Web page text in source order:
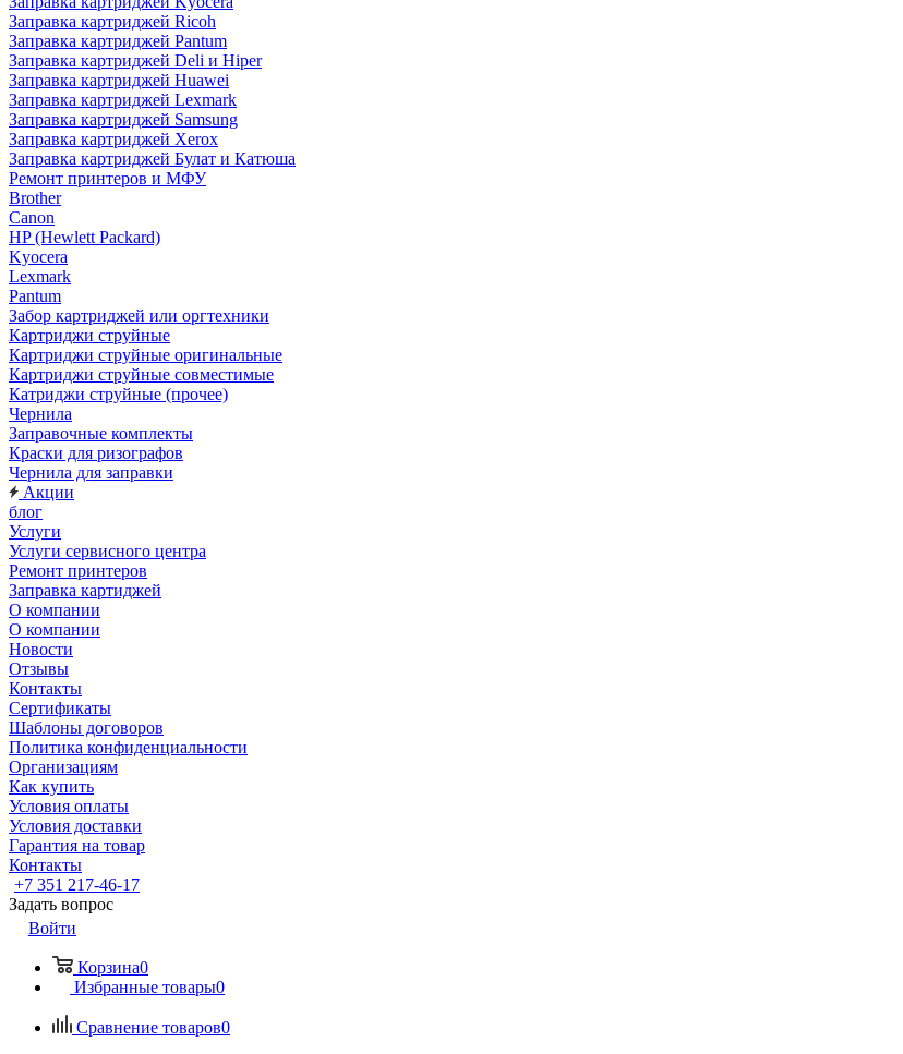
Заправка картриджей Ricoh
Заправка картриджей Pantum
Заправка картриджей Deli и Hiper
Заправка картриджей Huawei
Заправка картриджей Lexmark
Заправка картриджей Samsung
Заправка картриджей Xerox
Заправка картриджей Булат и Катюша
Ремонт принтеров и МФУ
Brother
Canon
HP (Hewlett Packard)
Kyocera
Lexmark
Pantum
Забор картриджей или оргтехники
Картриджи струйные
Картриджи струйные оригинальные
Картриджи струйные совместимые
Катриджи струйные (прочее)
Чернила
Заправочные комплекты
Краски для ризографов
Чернила для заправки
Акции
блог
Услуги
Услуги сервисного центра
Ремонт принтеров
Заправка картиджей
О компании
О компании
Новости
Отзывы
Контакты
Сертификаты
Шаблоны договоров
Политика конфиденциальности
Организациям
Как купить
Условия оплаты
Условия доставки
Гарантия на товар
Контакты
+7 351 217-46-17
Задать вопрос
Войти
Корзина0
Избранные товары0
Сравнение товаров0